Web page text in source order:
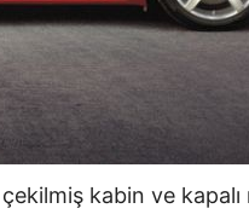
kabin ve kapalı